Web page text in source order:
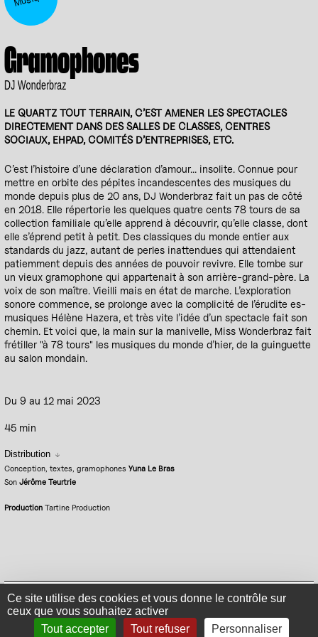
Ce site utilise des cookies et vous donne le contrôle sur
ceux que vous souhaitez activer
Tout accepter
Tout refuser Personnaliser
Gramophones
DJ Wonderbraz
LE QUARTZ TOUT TERRAIN, C’EST AMENER LES SPECTACLES
DIRECTEMENT DANS DES SALLES DE CLASSES, CENTRES
SOCIAUX, EHPAD, COMITÉS D’ENTREPRISES, ETC.
C’est l’histoire d’une déclaration d’amour... insolite. Connue pour
mettre en orbite des pépites incandescentes des musiques du
monde depuis plus de 20 ans, DJ Wonderbraz fait un pas de côté
en 2018. Elle répertorie les quelques quatre cents 78 tours de sa
collection familiale qu’elle apprend à découvrir, qu’elle classe, dont
elle s’éprend petit à petit. Des classiques du monde entier aux
standards du jazz, autant de perles inattendues qui attendaient
patiemment depuis des années de pouvoir revivre. Elle tombe sur
un vieux gramophone qui appartenait à son arrière-grand-père. La
voix de son maître. Vieilli mais en état de marche. L’exploration
sonore commence, se prolonge avec la complicité de l’érudite es-
musiques Hélène Hazera, et très vite l’idée d’un spectacle fait son
chemin. Et voici que, la main sur la manivelle, Miss Wonderbraz fait
frétiller "à 78 tours" les musiques du monde d’hier, de la guinguette
au salon mondain.
Du 9 au 12 mai 2023
45 min
Distribution
Conception, textes, gramophonesYuna Le Bras
SonJérôme Teurtrie
Production Tartine Production
Mentions légales Politique de confidentialité Plan du site
Se connecter
Contact
S'inscrire à la newsletter